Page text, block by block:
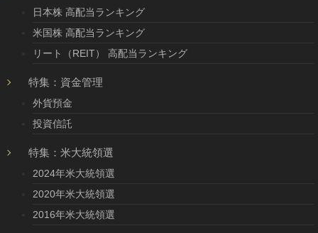
日本株 高配当ランキング
米国株 高配当ランキング
リート（REIT） 高配当ランキング
特集：資金管理
外貨預金
投資信託
特集：米大統領選
2024年米大統領選
2020年米大統領選
2016年米大統領選